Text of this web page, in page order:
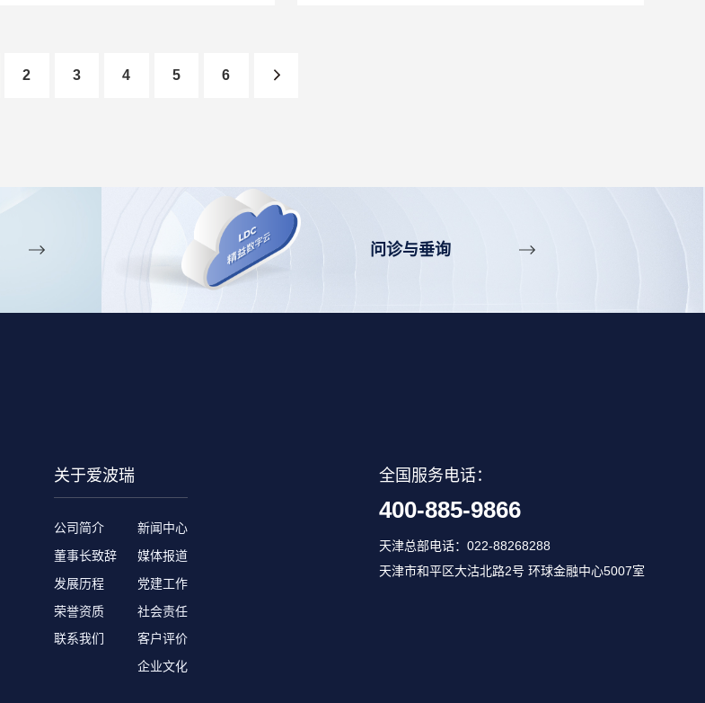
2 3 4 5 6
问诊与垂询
关于爱波瑞
公司简介
董事长致辞
发展历程
荣誉资质
联系我们
新闻中心
媒体报道
党建工作
社会责任
客户评价
企业文化
全国服务电话：
400-885-9866
天津总部电话：022-88268288
天津市和平区大沽北路2号 环球金融中心5007室